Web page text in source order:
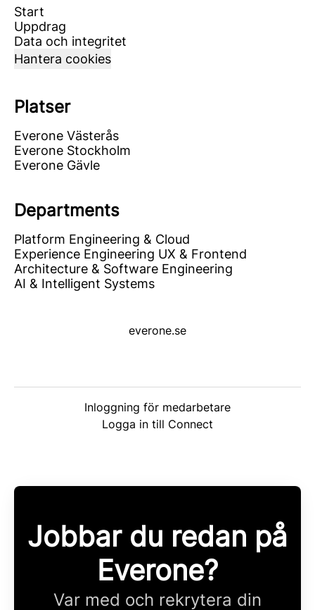
Start
Uppdrag
Data och integritet
Hantera cookies
Platser
Everone Västerås
Everone Stockholm
Everone Gävle
Departments
Platform Engineering & Cloud
Experience Engineering UX & Frontend
Architecture & Software Engineering
AI & Intelligent Systems
everone.se
Inloggning för medarbetare
Logga in till Connect
Jobbar du redan på
Everone?
Var med och rekrytera din